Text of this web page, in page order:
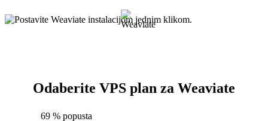
Odaberite VPS plan za Weaviate
69 % popusta